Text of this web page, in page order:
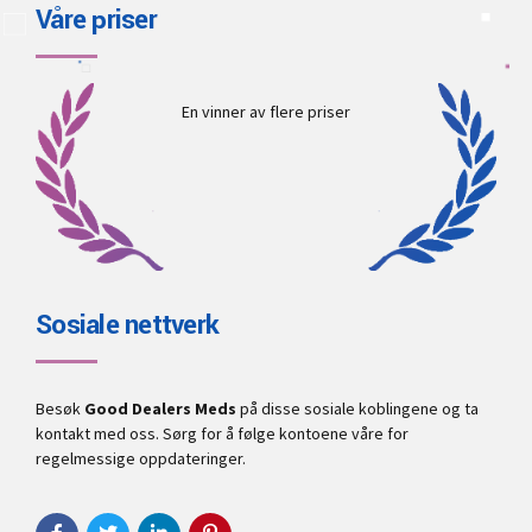
Våre priser
En vinner av flere priser
Sosiale nettverk
Besøk Good Dealers Meds på disse sosiale koblingene og ta
kontakt med oss. Sørg for å følge kontoene våre for
regelmessige oppdateringer.